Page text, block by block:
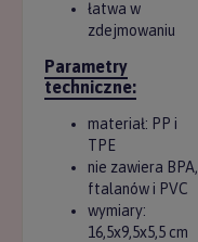
łatwa w
zdejmowaniu
Parametry
techniczne:
materiał: PP i
TPE
nie zawiera BPA,
ftalanów i PVC
wymiary:
16,5x9,5x5,5 cm